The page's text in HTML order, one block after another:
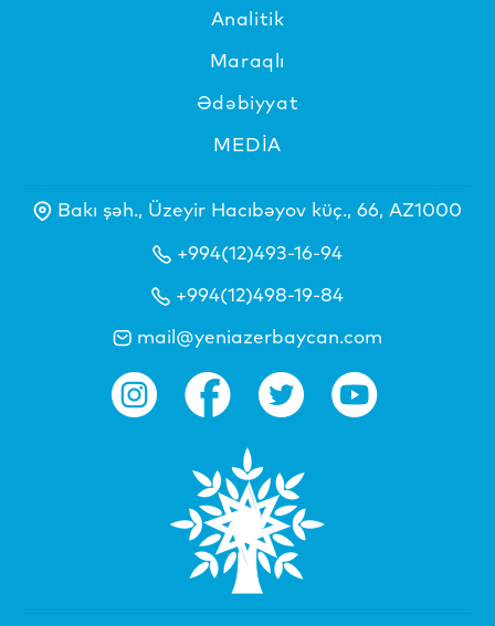
Analitik
Maraqlı
Ədəbiyyat
MEDİA
Bakı şəh., Üzeyir Hacıbəyov küç., 66, AZ1000
+994(12)493-16-94
+994(12)498-19-84
mail@yeniazerbaycan.com